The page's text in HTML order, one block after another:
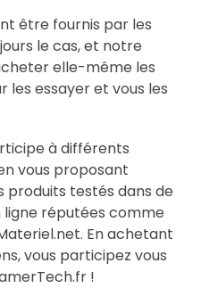
être fournis par les
le cas, et notre
elle-même les
les essayer et vous les
à différents
vous proposant
testés dans de
réputées comme
En achetant
vous participez vous
!